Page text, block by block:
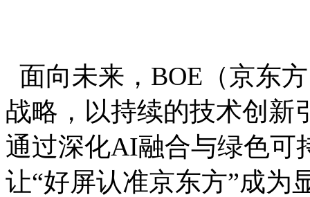
面向未来，BOE（京东
战略，以持续的技术创新
通过深化AI融合与绿色可
让“好屏认准京东方”成为